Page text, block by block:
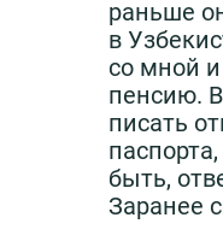
раньше
в
со мной
пенсию.
писать
быть,
Заранее